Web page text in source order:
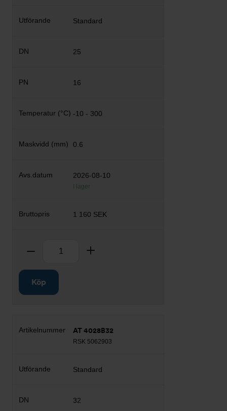
Standard
25
16
-10 - 300
0.6
2026-08-10
I lager
1 160 SEK
Ta bort
Köp
AT 4028B32
RSK 5062903
Standard
32